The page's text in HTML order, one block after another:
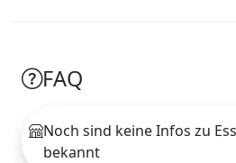
FAQ
Noch sind keine Infos zu
bekannt